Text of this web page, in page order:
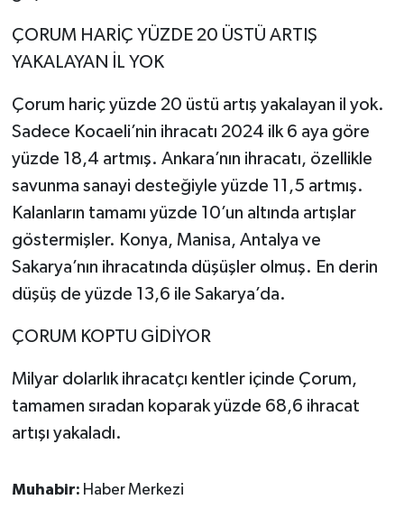
ÇORUM HARİÇ YÜZDE 20 ÜSTÜ ARTIŞ
YAKALAYAN İL YOK
Çorum hariç yüzde 20 üstü artış yakalayan il yok.
Sadece Kocaeli’nin ihracatı 2024 ilk 6 aya göre
yüzde 18,4 artmış. Ankara’nın ihracatı, özellikle
savunma sanayi desteğiyle yüzde 11,5 artmış.
Kalanların tamamı yüzde 10’un altında artışlar
göstermişler. Konya, Manisa, Antalya ve
Sakarya’nın ihracatında düşüşler olmuş. En derin
düşüş de yüzde 13,6 ile Sakarya’da.
ÇORUM KOPTU GİDİYOR
Milyar dolarlık ihracatçı kentler içinde Çorum,
tamamen sıradan koparak yüzde 68,6 ihracat
artışı yakaladı.
Muhabir: Haber Merkezi